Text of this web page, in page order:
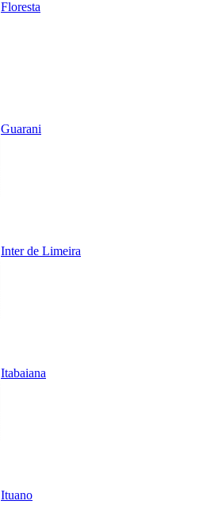
Floresta
Guarani
Inter de Limeira
Itabaiana
Ituano